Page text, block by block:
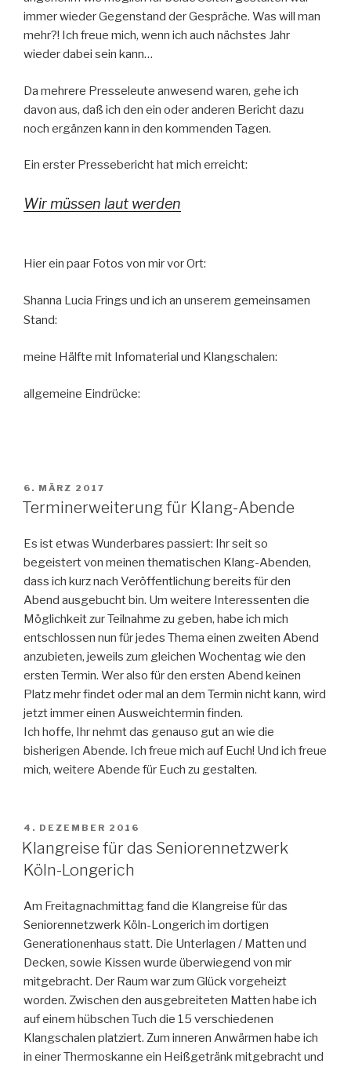
immer wieder Gegenstand der Gespräche. Was will man
mehr?! Ich freue mich, wenn ich auch nächstes Jahr
wieder dabei sein kann…
Da mehrere Presseleute anwesend waren, gehe ich
davon aus, daß ich den ein oder anderen Bericht dazu
noch ergänzen kann in den kommenden Tagen.
Ein erster Pressebericht hat mich erreicht:
Wir müssen laut werden
Hier ein paar Fotos von mir vor Ort:
Shanna Lucia Frings und ich an unserem gemeinsamen
Stand:
meine Hälfte mit Infomaterial und Klangschalen:
allgemeine Eindrücke:
VERÖFFENTLICHT
AM
6. MÄRZ 2017
Terminerweiterung für Klang-Abende
Es ist etwas Wunderbares passiert: Ihr seit so
begeistert von meinen thematischen Klang-Abenden,
dass ich kurz nach Veröffentlichung bereits für den
Abend ausgebucht bin. Um weitere Interessenten die
Möglichkeit zur Teilnahme zu geben, habe ich mich
entschlossen nun für jedes Thema einen zweiten Abend
anzubieten, jeweils zum gleichen Wochentag wie den
ersten Termin. Wer also für den ersten Abend keinen
Platz mehr findet oder mal an dem Termin nicht kann, wird
jetzt immer einen Ausweichtermin finden.
Ich hoffe, Ihr nehmt das genauso gut an wie die
bisherigen Abende. Ich freue mich auf Euch! Und ich freue
mich, weitere Abende für Euch zu gestalten.
VERÖFFENTLICHT
AM
4. DEZEMBER 2016
Klangreise für das Seniorennetzwerk
Köln-Longerich
Am Freitagnachmittag fand die Klangreise für das
Seniorennetzwerk Köln-Longerich im dortigen
Generationenhaus statt. Die Unterlagen / Matten und
Decken, sowie Kissen wurde überwiegend von mir
mitgebracht. Der Raum war zum Glück vorgeheizt
worden. Zwischen den ausgebreiteten Matten habe ich
auf einem hübschen Tuch die 15 verschiedenen
Klangschalen platziert. Zum inneren Anwärmen habe ich
in einer Thermoskanne ein Heißgetränk mitgebracht und